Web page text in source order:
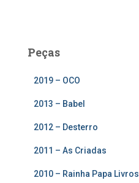
Peças
2019 – OCO
2013 – Babel
2012 – Desterro
2011 – As Criadas
2010 – Rainha Papa Livros